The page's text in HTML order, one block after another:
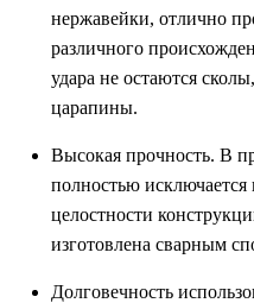
нержавейки, отлично
различного
удара не остаются
царапины.
Высокая прочность. В
полностью исключается
целостности
изготовлена сварным
Долговечность